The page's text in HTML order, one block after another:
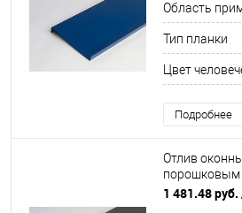
Область
Тип планки
Цвет
Подробнее
Отлив
порошковым
ширина
1 481.48 руб.